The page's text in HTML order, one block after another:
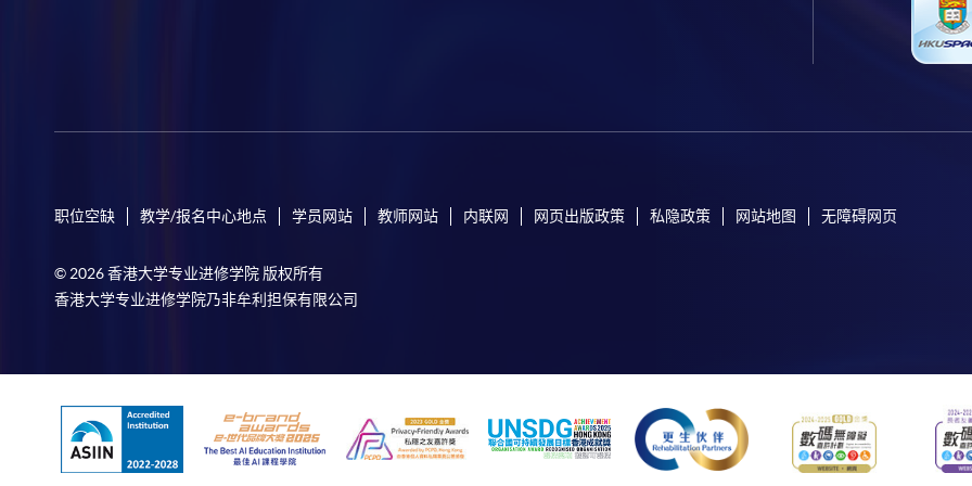
职位空缺 教学/报名中心地点 学员网站 教师网站 内联网 网页出版政策 私隐政策 网站地图 无障碍网页
© 2026 香港大学专业进修学院 版权所有
香港大学专业进修学院乃非牟利担保有限公司